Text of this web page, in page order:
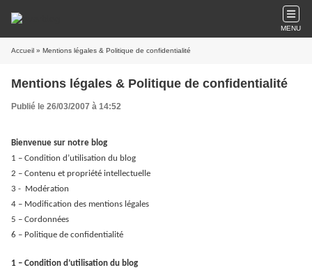
MENU
Accueil » Mentions légales & Politique de confidentialité
Mentions légales & Politique de confidentialité
Publié le 26/03/2007 à 14:52
Bienvenue sur notre blog
1 – Condition d’utilisation du blog
2 – Contenu et propriété intellectuelle
3 - Modération
4 – Modification des mentions légales
5 – Cordonnées
6 – Politique de confidentialité
1 – Condition d’utilisation du blog